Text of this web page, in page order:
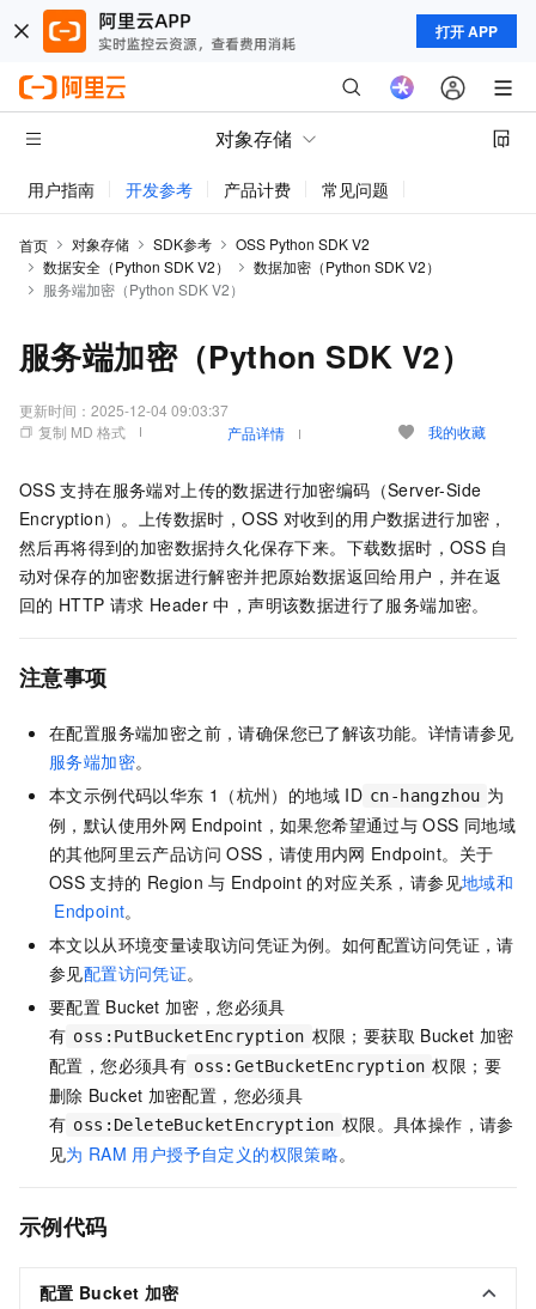
打开 APP
对象存储
用户指南 开发参考 产品计费 常见问题
首页 对象存储 SDK参考
OSS Python SDK V2
数据安全（Python SDK V2）
数据加密（Python SDK V2）
服务端加密（Python SDK V2）
服务端加密（Python SDK V2）
更新时间： 2025-12-04 09:03:37
复制 MD 格式
产品详情 我的收藏
OSS 支持在服务端对上传的数据进行加密编码（Server-Side
Encryption）。上传数据时，OSS 对收到的用户数据进行加密，
然后再将得到的加密数据持久化保存下来。下载数据时，OSS 自
动对保存的加密数据进行解密并把原始数据返回给用户，并在返
回的 HTTP 请求 Header 中，声明该数据进行了服务端加密。
注意事项
在配置服务端加密之前，请确保您已了解该功能。详情请参见
服务端加密。
本文示例代码以华东 1（杭州）的地域 ID cn-hangzhou 为
例，默认使用外网 Endpoint，如果您希望通过与 OSS 同地域
的其他阿里云产品访问 OSS，请使用内网 Endpoint。关于
OSS 支持的 Region 与 Endpoint 的对应关系，请参见地域和
Endpoint。
本文以从环境变量读取访问凭证为例。如何配置访问凭证，请
参见配置访问凭证。
要配置 Bucket 加密，您必须具
有 oss:PutBucketEncryption 权限；要获取 Bucket 加密
配置，您必须具有 oss:GetBucketEncryption 权限；要
删除 Bucket 加密配置，您必须具
有 oss:DeleteBucketEncryption 权限。具体操作，请参
见为 RAM 用户授予自定义的权限策略。
示例代码
配置 Bucket 加密